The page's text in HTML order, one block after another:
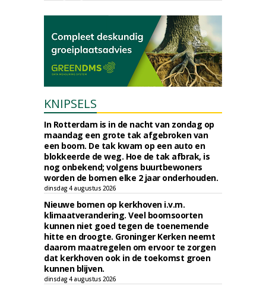
KNIPSELS
In Rotterdam is in de nacht van zondag op
maandag een grote tak afgebroken van
een boom. De tak kwam op een auto en
blokkeerde de weg. Hoe de tak afbrak, is
nog onbekend; volgens buurtbewoners
worden de bomen elke 2 jaar onderhouden.
dinsdag 4 augustus 2026
Nieuwe bomen op kerkhoven i.v.m.
klimaatverandering. Veel boomsoorten
kunnen niet goed tegen de toenemende
hitte en droogte. Groninger Kerken neemt
daarom maatregelen om ervoor te zorgen
dat kerkhoven ook in de toekomst groen
kunnen blijven.
dinsdag 4 augustus 2026